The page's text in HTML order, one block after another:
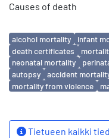
Causes of death
Avainsanat
alcohol mortality infant
death certificates
neonatal mortality
autopsy
accident
mortality from violence
Tietueen kaikki